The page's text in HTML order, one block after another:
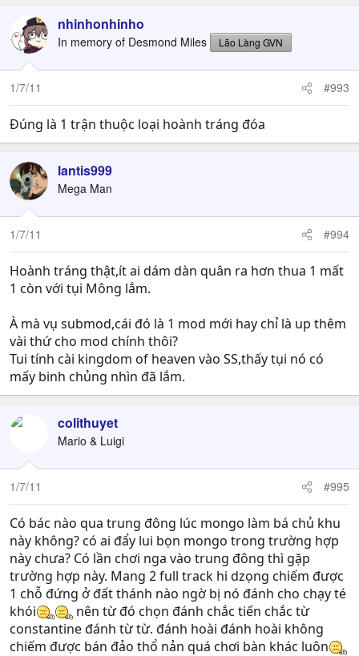
t
i
o
n
nhinhonhinho
In memory of Desmond Miles Lão Làng GVN
1/7/11 #993
Đúng là 1 trận thuộc loại hoành tráng đóa
lantis999
Mega Man
1/7/11 #994
Hoành tráng thật,ít ai dám dàn quân ra hơn thua 1 mất
1 còn với tụi Mông lắm.
À mà vụ submod,cái đó là 1 mod mới hay chỉ là up thêm
vài thứ cho mod chính thôi?
Tui tính cài kingdom of heaven vào SS,thấy tụi nó có
mấy binh chủng nhìn đã lắm.
colithuyet
Mario & Luigi
1/7/11 #995
Có bác nào qua trung đông lúc mongo làm bá chủ khu
này không? có ai đẩy lui bọn mongo trong trường hợp
này chưa? Có lần chơi nga vào trung đông thì gặp
trường hợp này. Mang 2 full track hi dzọng chiếm được
1 chỗ đứng ở đất thánh nào ngờ bị nó đánh cho chạy té
khói
nên từ đó chọn đánh chắc tiến chắc từ
constantine đánh từ từ. đánh hoài đánh hoài không
chiếm được bán đảo thổ nản quá chơi bàn khác luôn